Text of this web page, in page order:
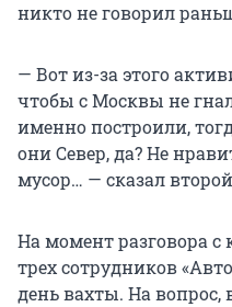
никто не говорил
— Вот из-за этого
чтобы с Москвы не
именно построили,
они Север, да? Не
мусор… — сказал
На момент разговора с
трех сотрудников
день вахты. На вопрос,